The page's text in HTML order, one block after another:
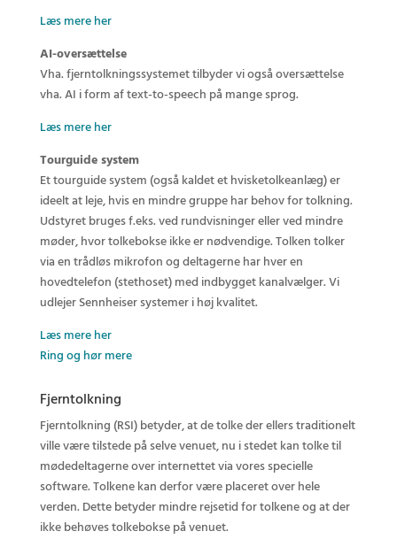
Læs mere her
AI-oversættelse
Vha. fjerntolkningssystemet tilbyder vi også oversættelse
vha. AI i form af text-to-speech på mange sprog.
Læs mere her
Tourguide system
Et tourguide system (også kaldet et hvisketolkeanlæg) er
ideelt at leje, hvis en mindre gruppe har behov for tolkning.
Udstyret bruges f.eks. ved rundvisninger eller ved mindre
møder, hvor tolkebokse ikke er nødvendige. Tolken tolker
via en trådløs mikrofon og deltagerne har hver en
hovedtelefon (stethoset) med indbygget kanalvælger. Vi
udlejer Sennheiser systemer i høj kvalitet.
Læs mere her
Ring og hør mere
Fjerntolkning
Fjerntolkning (RSI) betyder, at de tolke der ellers traditionelt
ville være tilstede på selve venuet, nu i stedet kan tolke til
mødedeltagerne over internettet via vores specielle
software. Tolkene kan derfor være placeret over hele
verden. Dette betyder mindre rejsetid for tolkene og at der
ikke behøves tolkebokse på venuet.